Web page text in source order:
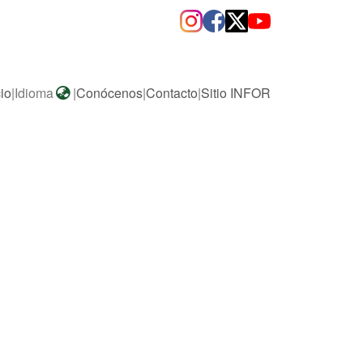
|Idioma |Conócenos|Contacto|Sitio INFOR